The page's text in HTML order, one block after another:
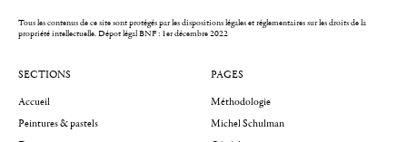
Tous les contenus de ce site sont protégés par les dispositions légales et réglementaires sur les droits de la
propriété intellectuelle.Dépot légal BNF : 1er décembre 2022
SECTIONS
Accueil
Peintures & pastels
PAGES
Méthodologie
Michel Schulman